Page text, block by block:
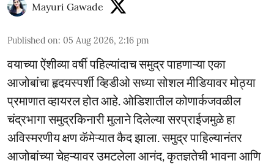
Mayuri Gawade
Published on: 05 Aug 2026, 2:16 pm
वयाच्या ऐंशीव्या वर्षी पहिल्यांदाच समुद्र पाहणाऱ्या एका
आजोबांचा हृदयस्पर्शी व्हिडीओ सध्या सोशल मीडियावर मोठ्या
प्रमाणात व्हायरल होत आहे. ओडिशातील कोणार्कजवळील
चंद्रभागा समुद्रकिनारी मुलाने दिलेल्या सरप्राईजमुळे हा
अविस्मरणीय क्षण कॅमेऱ्यात कैद झाला. समुद्र पाहिल्यानंतर
आजोबांच्या चेहऱ्यावर उमटलेला आनंद, कृतज्ञतेची भावना आणि